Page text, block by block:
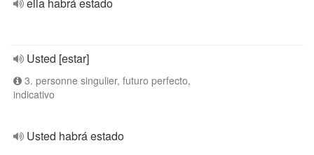
Usted [estar]
3. personne singulier, futuro perfecto,
indicativo
Usted habrá estado